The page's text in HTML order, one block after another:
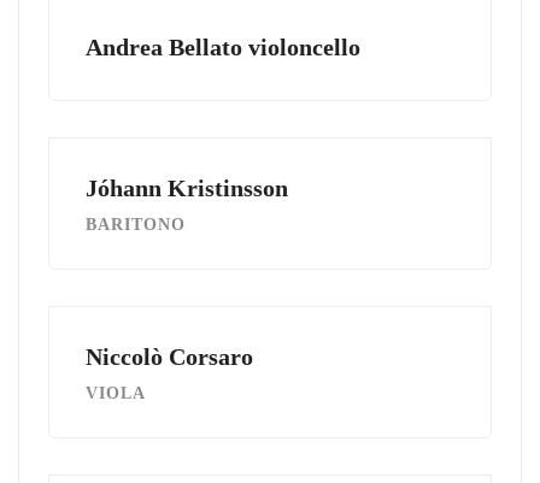
Andrea Bellato violoncello
Jóhann Kristinsson
BARITONO
Niccolò Corsaro
VIOLA